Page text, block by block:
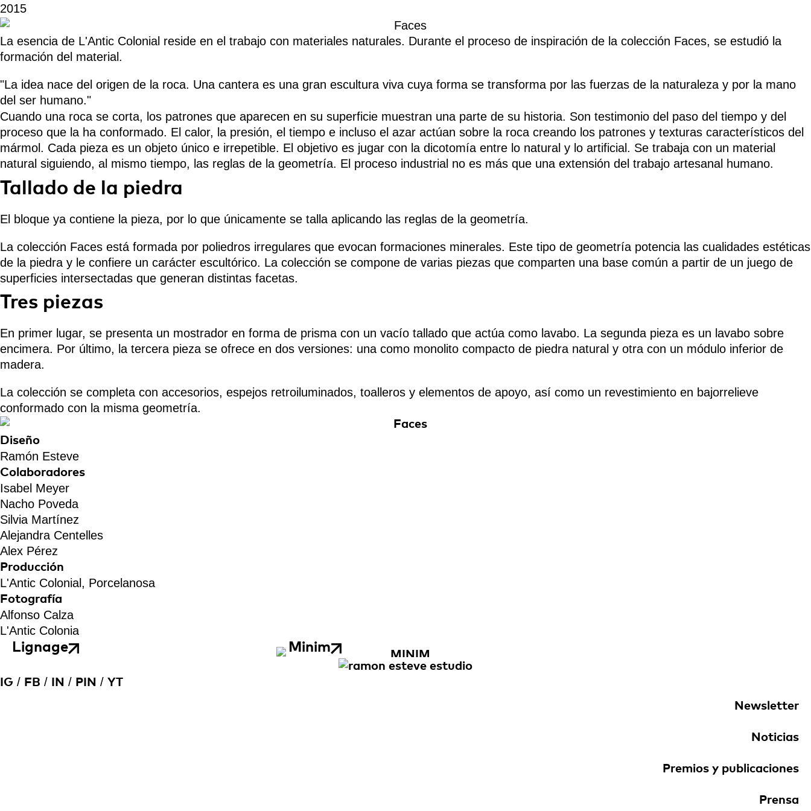
2015
La esencia de L'Antic Colonial reside en el trabajo con materiales naturales. Durante el proceso de inspiración de la colección Faces, se estudió la
formación del material.
"La idea nace del origen de la roca. Una cantera es una gran escultura viva cuya forma se transforma por las fuerzas de la naturaleza y por la mano
del ser humano."
Cuando una roca se corta, los patrones que aparecen en su superficie muestran una parte de su historia. Son testimonio del paso del tiempo y del
proceso que la ha conformado. El calor, la presión, el tiempo e incluso el azar actúan sobre la roca creando los patrones y texturas característicos del
mármol. Cada pieza es un objeto único e irrepetible. El objetivo es jugar con la dicotomía entre lo natural y lo artificial. Se trabaja con un material
natural siguiendo, al mismo tiempo, las reglas de la geometría. El proceso industrial no es más que una extensión del trabajo artesanal humano.
Tallado de la piedra
El bloque ya contiene la pieza, por lo que únicamente se talla aplicando las reglas de la geometría.
La colección Faces está formada por poliedros irregulares que evocan formaciones minerales. Este tipo de geometría potencia las cualidades estéticas
de la piedra y le confiere un carácter escultórico. La colección se compone de varias piezas que comparten una base común a partir de un juego de
superficies intersectadas que generan distintas facetas.
Tres piezas
En primer lugar, se presenta un mostrador en forma de prisma con un vacío tallado que actúa como lavabo. La segunda pieza es un lavabo sobre
encimera. Por último, la tercera pieza se ofrece en dos versiones: una como monolito compacto de piedra natural y otra con un módulo inferior de
madera.
La colección se completa con accesorios, espejos retroiluminados, toalleros y elementos de apoyo, así como un revestimiento en bajorrelieve
conformado con la misma geometría.
Diseño
Ramón Esteve
Colaboradores
Isabel Meyer
Nacho Poveda
Silvia Martínez
Alejandra Centelles
Alex Pérez
Producción
L'Antic Colonial, Porcelanosa
Fotografía
Alfonso Calza
L'Antic Colonia
Lignage Minim
IG / FB / IN / PIN / YT
Newsletter
Noticias
Premios y publicaciones
Prensa